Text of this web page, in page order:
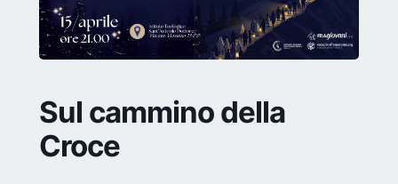
Sul cammino della
Croce